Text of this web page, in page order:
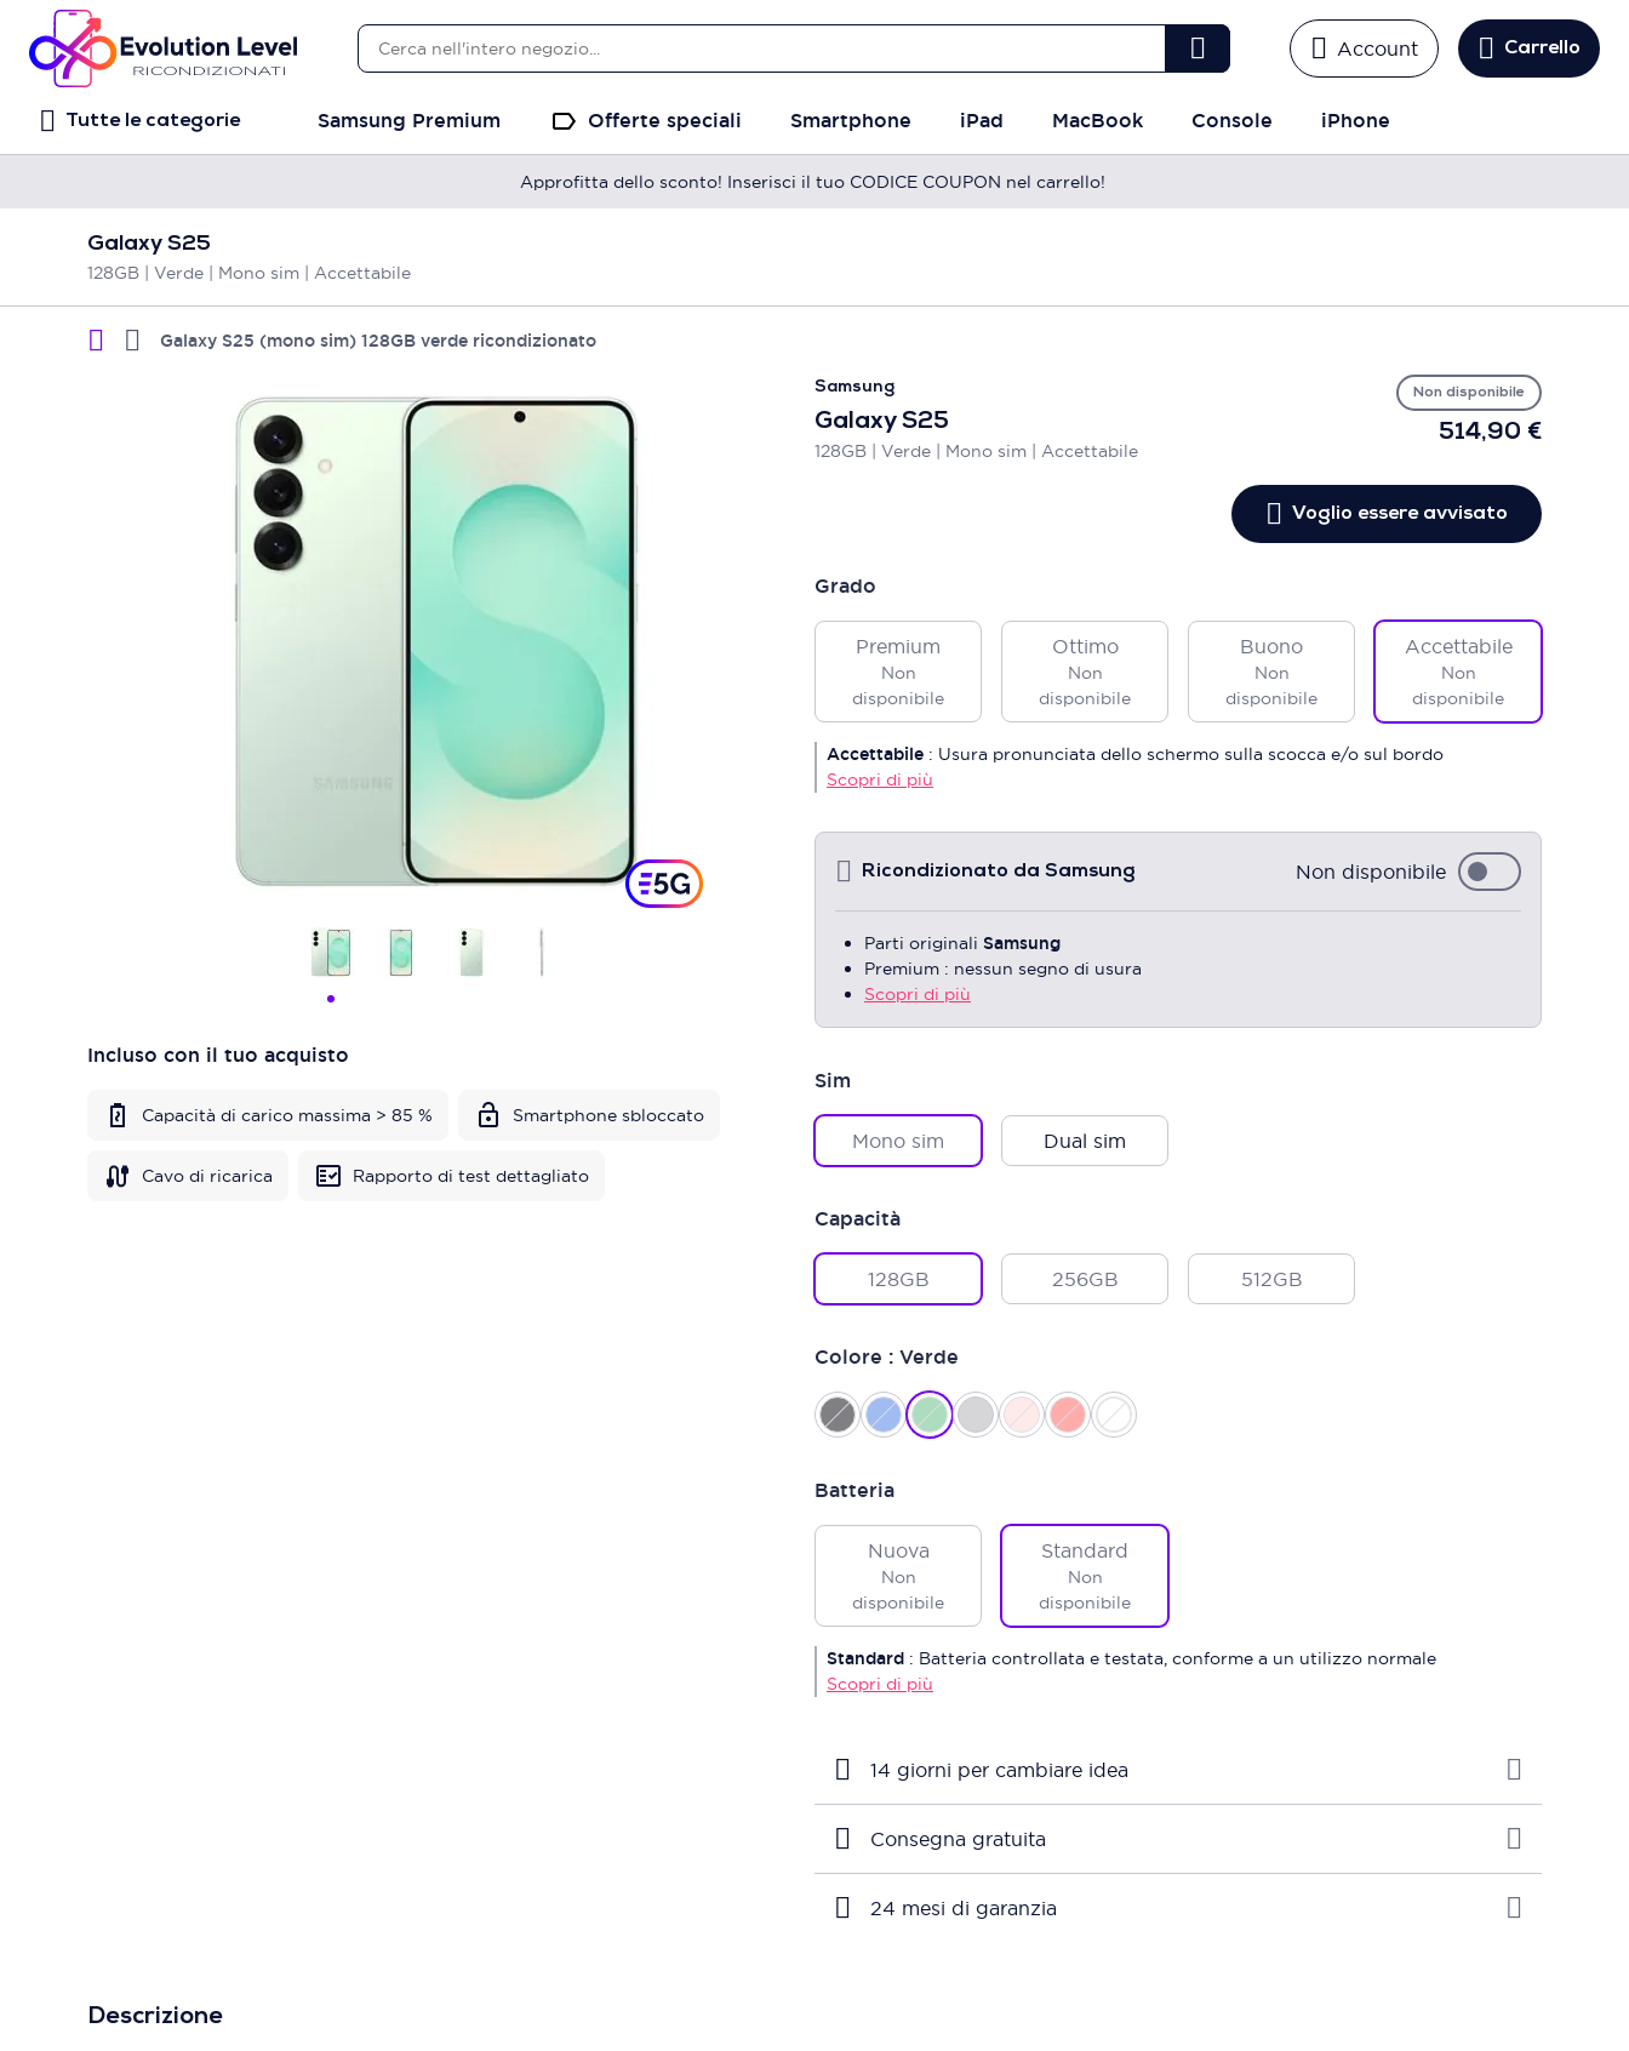
Account Carrello
Tutte le categorie Samsung Premium Offerte speciali Smartphone iPad MacBook Console iPhone
Approfitta dello sconto! Inserisci il tuo CODICE COUPON nel carrello!
Galaxy S25
128GB | Verde | Mono sim | Accettabile
Galaxy S25 (mono sim) 128GB verde ricondizionato
Samsung
Galaxy S25
128GB | Verde | Mono sim | Accettabile
Non disponibile
Incluso con il tuo acquisto
Capacità di carico massima > 85 % Smartphone sbloccato
Cavo di ricarica Rapporto di test dettagliato
514,90 €
Voglio essere avvisato
Grado
Premium
Non
disponibile
Ottimo
Non
disponibile
Buono
Non
disponibile
Accettabile
Non
disponibile
Accettabile : Usura pronunciata dello schermo sulla scocca e/o sul bordo
Scopri di più
Ricondizionato da Samsung Non disponibile
Parti originali Samsung
Premium : nessun segno di usura
Scopri di più
Sim
Mono sim Dual sim
Capacità
128GB 256GB 512GB
Colore : Verde
Batteria
Nuova
Non
disponibile
Standard
Non
disponibile
Standard : Batteria controllata e testata, conforme a un utilizzo normale
Scopri di più
14 giorni per cambiare idea
Consegna gratuita
24 mesi di garanzia
Descrizione